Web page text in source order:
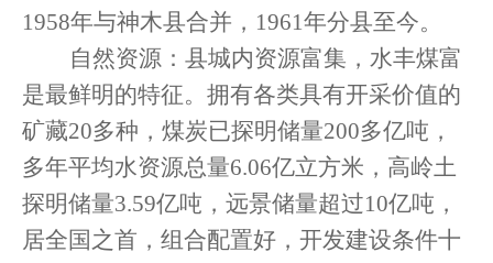
1958年与神木县合并，1961年分县至今。
自然资源：县城内资源富集，水丰煤富
是最鲜明的特征。拥有各类具有开采价值的
矿藏20多种，煤炭已探明储量200多亿吨，
多年平均水资源总量6.06亿立方米，高岭土
探明储量3.59亿吨，远景储量超过10亿吨，
居全国之首，组合配置好，开发建设条件十